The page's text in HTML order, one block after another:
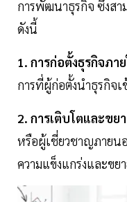
การพัฒนาธุรกิจ ซึ่งสา
ดังนี้
1. การก่อตั้งธุรกิจภา
การที่ผู้ก่อตั้งนำธุรกิจ
2. การเติบโตและขย
หรือผู้เชี่ยวชาญภายน
ความแข็งแกร่งและขย